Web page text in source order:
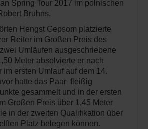
Spring Tour 2017 im polnischen
Bruhns.
Hengst Gepsom platzierte
Reiter im Großen Preis des
Umläufen ausgeschriebene
Meter absolvierte er nach
im ersten Umlauf auf dem 14.
hatte das Paar fleißig
gesammelt und in der ersten
Großen Preis über 1,45 Meter
in der zweiten Qualifikation über
Platz belegen können.